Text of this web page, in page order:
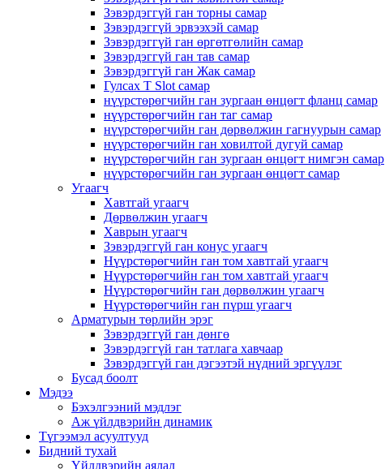
Зэвэрдэггүй ган торны самар
Зэвэрдэггүй эрвээхэй самар
Зэвэрдэггүй ган өргөтгөлийн самар
Зэвэрдэггүй ган тав самар
Зэвэрдэггүй ган Жак самар
Гулсах T Slot самар
нүүрстөрөгчийн ган зургаан өнцөгт фланц самар
нүүрстөрөгчийн ган таг самар
нүүрстөрөгчийн ган дөрвөлжин гагнуурын самар
нүүрстөрөгчийн ган ховилтой дугуй самар
нүүрстөрөгчийн ган зургаан өнцөгт нимгэн самар
нүүрстөрөгчийн ган зургаан өнцөгт самар
Угаагч
Хавтгай угаагч
Дөрвөлжин угаагч
Хаврын угаагч
Зэвэрдэггүй ган конус угаагч
Нүүрстөрөгчийн ган том хавтгай угаагч
Нүүрстөрөгчийн ган том хавтгай угаагч
Нүүрстөрөгчийн ган дөрвөлжин угаагч
Нүүрстөрөгчийн ган пүрш угаагч
Арматурын төрлийн эрэг
Зэвэрдэггүй ган дөнгө
Зэвэрдэггүй ган татлага хавчаар
Зэвэрдэггүй ган дэгээтэй нүдний эргүүлэг
Бусад боолт
Мэдээ
Бэхэлгээний мэдлэг
Аж үйлдвэрийн динамик
Түгээмэл асуултууд
Бидний тухай
Үйлдвэрийн аялал